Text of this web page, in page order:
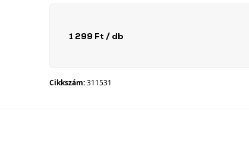
1 299 Ft / db
Cikkszám:311531